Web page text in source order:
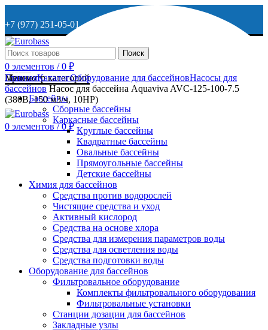
+7 (977) 251-05-01
+7 (929) 615-63-95
МО, г. Дмитров, ул. Веретенникова, д. 9
ОСТАВИТЬ ЗАЯВКУ
+7 (977) 251-05-01
Поиск
0 элементов / 0 ₽
Меню
0 элементов / 0₽
Просмотр категорий
Бассейны
Сборные бассейны
Каркасные бассейны
Круглые бассейны
Квадратные бассейны
Овальные бассейны
Прямоугольные бассейны
Детские бассейны
Химия для бассейнов
Средства против водорослей
Чистящие средства и уход
Активный кислород
Средства на основе хлора
Средства для измерения параметров воды
Средства для осветления воды
Средства подготовки воды
Оборудование для бассейнов
Фильтровальное оборудование
Комплекты фильтровального оборудования
Фильтровальные установки
Станции дозации для бассейнов
Закладные узлы
ГлавнаяКаталогОборудование для бассейновНасосы для
бассейнов Насос для бассейна Aquaviva AVC-125-100-7.5
(380В, 150 м3/ч, 10HP)